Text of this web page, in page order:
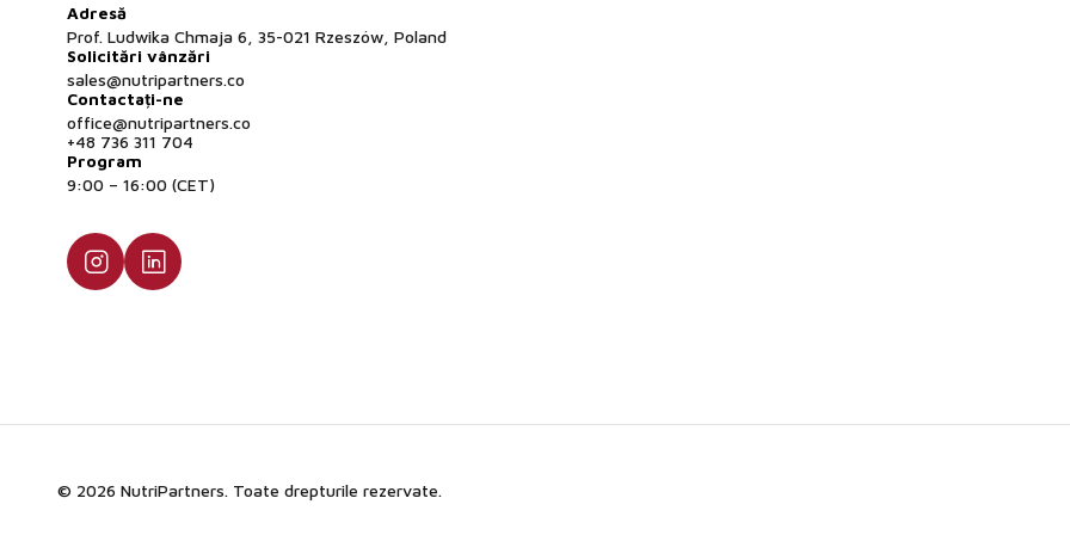
Adresă
Prof. Ludwika Chmaja 6, 35-021 Rzeszów, Poland
Solicitări vânzări
sales@nutripartners.co
Contactați-ne
office@nutripartners.co
+48 736 311 704
Program
9:00 – 16:00 (CET)
© 2026 NutriPartners. Toate drepturile rezervate.